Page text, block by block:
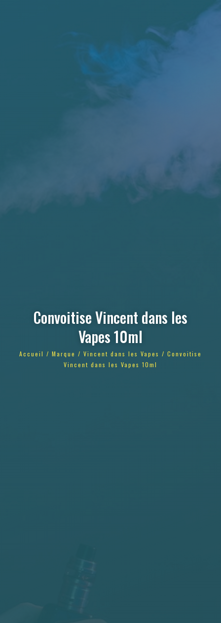
Convoitise Vincent dans les
Vapes 10ml
Accueil / Marque / Vincent dans les Vapes / Convoitise
Vincent dans les Vapes 10ml